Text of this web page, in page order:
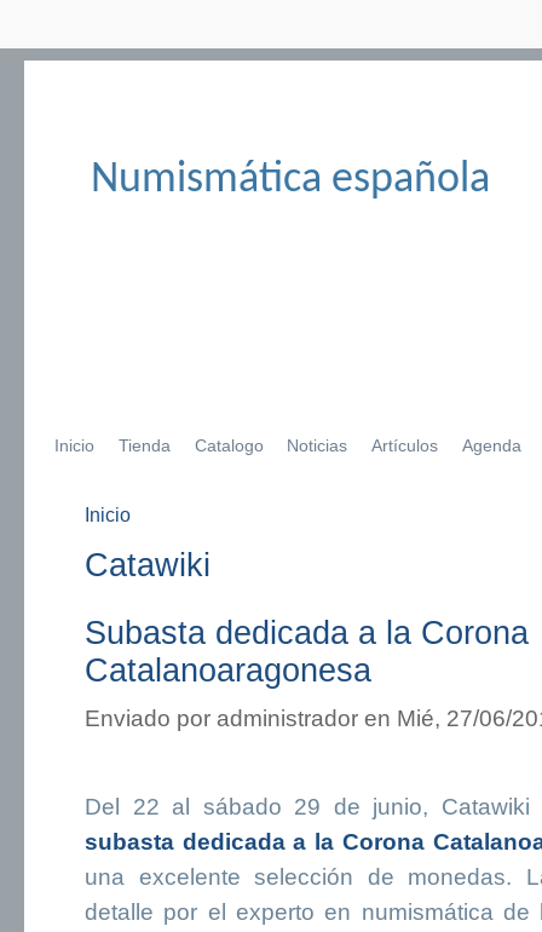
Numismática española
Inicio Tienda Catalogo Noticias Artículos Agenda
Inicio
Catawiki
Subasta dedicada a la Corona
Catalanoaragonesa
Enviado por administrador en Mié, 27/06/
Del 22 al sábado 29 de junio, Catawiki
subasta dedicada a la Corona
una excelente selección de monedas.
detalle por el experto en numismática